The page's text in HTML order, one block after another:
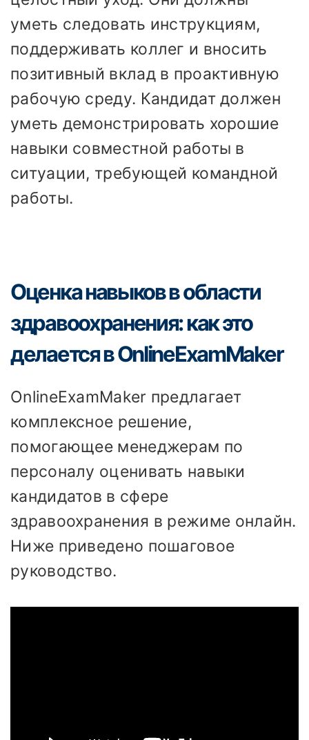
уметь следовать инструкциям,
поддерживать коллег и вносить
позитивный вклад в проактивную
рабочую среду. Кандидат должен
уметь демонстрировать хорошие
навыки совместной работы в
ситуации, требующей командной
работы.
Оценка навыков в области
здравоохранения: как это
делается в OnlineExamMaker
OnlineExamMaker предлагает
комплексное решение,
помогающее менеджерам по
персоналу оценивать навыки
кандидатов в сфере
здравоохранения в режиме онлайн.
Ниже приведено пошаговое
руководство.